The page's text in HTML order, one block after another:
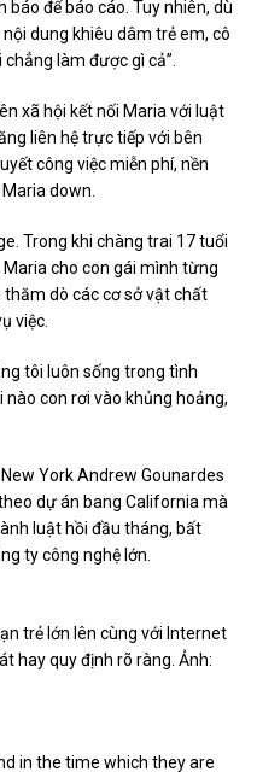
để báo cáo. Tuy nhiên, dù
dung khiêu dâm trẻ em, cô
xã hội kết nối Maria với luật
liên hệ trực tiếp với bên
công việc miễn phí, nền
Trong khi chàng trai 17 tuổi
cho con gái mình từng
dò các cơ sở vật chất
tôi luôn sống trong tình
con rơi vào khủng hoảng,
York Andrew Gounardes
dự án bang California mà
luật hồi đầu tháng, bất
trẻ lớn lên cùng với Internet